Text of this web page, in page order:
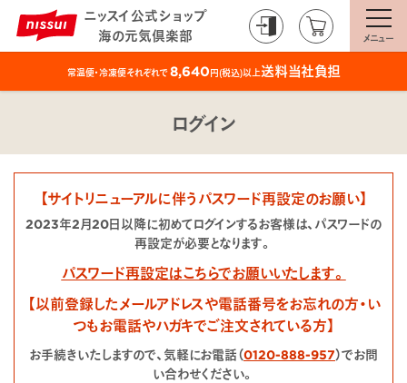
ニッスイ公式ショップ
海の元気倶楽部
メニュー
常温便・冷凍便それぞれで8,640円(税込)以上送料当社負担
ログイン
【サイトリニューアルに伴うパスワード再設定のお願い】
2023年2月20日以降に初めてログインするお客様は、パスワードの
再設定が必要となります。
パスワード再設定はこちらでお願いいたします。
【以前登録したメールアドレスや電話番号をお忘れの方・い
つもお電話やハガキでご注文されている方】
お手続きいたしますので、気軽にお電話（0120-888-957）でお問
い合わせください。